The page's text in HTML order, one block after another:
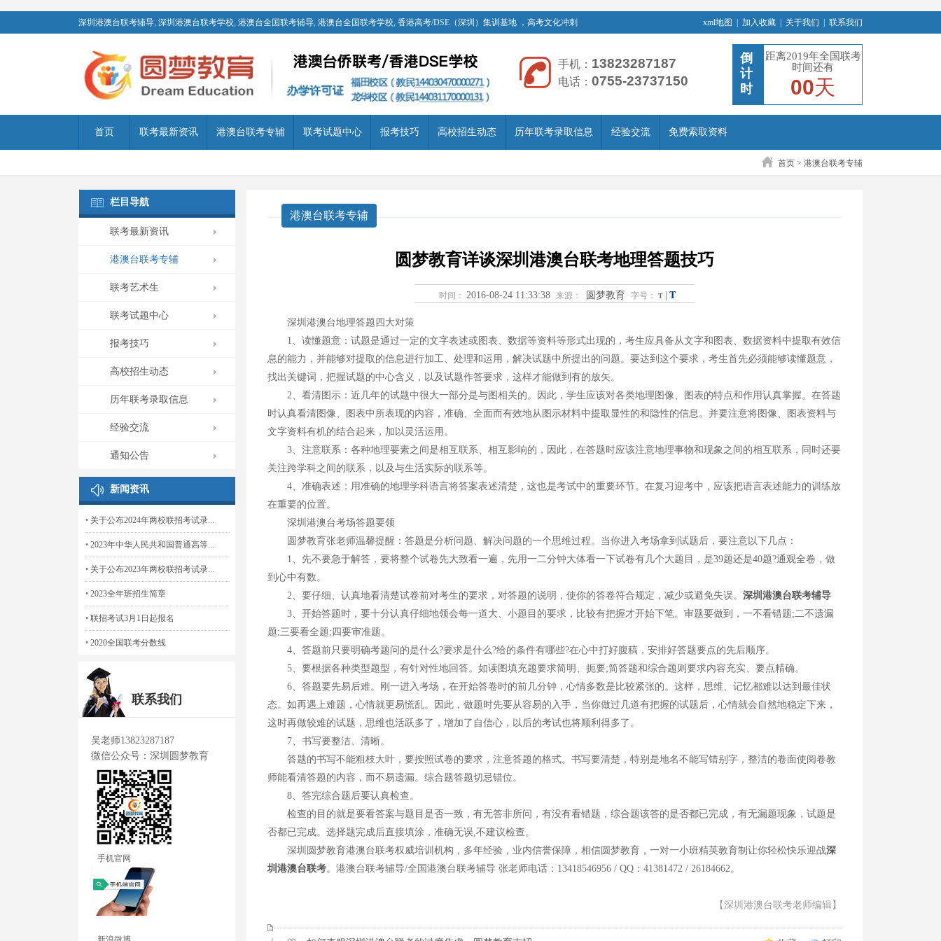
深圳港澳台联考辅导, 深圳港澳台联考学校, 港澳台全国联考辅导, 港澳台全国联考学校, 香港高考/DSE（深圳）集训基地 ，高考文化冲刺 xml地图 加入收藏 关于我们 联系我们
手机： 13823287187
电话： 0755-23737150
倒
计
时
距离2019年全国联考
时间还有
00天
首页 联考最新资讯 港澳台联考专辅 联考试题中心 报考技巧 高校招生动态 历年联考录取信息 经验交流 免费索取资料
首页 > 港澳台联考专辅
栏目导航
联考最新资讯
港澳台联考专辅
联考艺术生
联考试题中心
报考技巧
高校招生动态
历年联考录取信息
经验交流
通知公告
新闻资讯
• 关于公布2024年两校联招考试录...
• 2023年中华人民共和国普通高等...
• 关于公布2023年两校联招考试录...
• 2023全年班招生简章
• 联招考试3月1日起报名
• 2020全国联考分数线
联系我们
吴老师13823287187
微信公众号：深圳圆梦教育
手机官网
新浪微博
港澳台联考专辅
圆梦教育详谈深圳港澳台联考地理答题技巧
时间： 2016-08-24 11:33:38 来源： 圆梦教育 字号： T T
深圳港澳台地理答题四大对策
1、读懂题意：试题是通过一定的文字表述或图表、数据等资料等形式出现的，考生应具备从文字和图表、数据资料中提取有效信
息的能力，并能够对提取的信息进行加工、处理和运用，解决试题中所提出的问题。要达到这个要求，考生首先必须能够读懂题意，
找出关键词，把握试题的中心含义，以及试题作答要求，这样才能做到有的放矢。
2、看清图示：近几年的试题中很大一部分是与图相关的。因此，学生应该对各类地理图像、图表的特点和作用认真掌握。在答题
时认真看清图像、图表中所表现的内容，准确、全面而有效地从图示材料中提取显性的和隐性的信息。并要注意将图像、图表资料与
文字资料有机的结合起来，加以灵活运用。
3、注意联系：各种地理要素之间是相互联系、相互影响的，因此，在答题时应该注意地理事物和现象之间的相互联系，同时还要
关注跨学科之间的联系，以及与生活实际的联系等。
4、准确表述：用准确的地理学科语言将答案表述清楚，这也是考试中的重要环节。在复习迎考中，应该把语言表述能力的训练放
在重要的位置。
深圳港澳台考场答题要领
圆梦教育张老师温馨提醒：答题是分析问题、解决问题的一个思维过程。当你进入考场拿到试题后，要注意以下几点：
1、先不要急于解答，要将整个试卷先大致看一遍，先用一二分钟大体看一下试卷有几个大题目，是39题还是40题?通观全卷，做
到心中有数。
2、要仔细、认真地看清楚试卷前对考生的要求，对答题的说明，使你的答卷符合规定，减少或避免失误。 深圳港澳台联考辅导
3、开始答题时，要十分认真仔细地领会每一道大、小题目的要求，比较有把握才开始下笔。审题要做到，一不看错题;二不遗漏
题;三要看全题;四要审准题。
4、答题前只要明确考题问的是什么?要求是什么?给的条件有哪些?在心中打好腹稿，安排好答题要点的先后顺序。
5、要根据各种类型题型，有针对性地回答。如读图填充题要求简明、扼要;简答题和综合题则要求内容充实、要点精确。
6、答题要先易后难。刚一进入考场，在开始答卷时的前几分钟，心情多数是比较紧张的。这样，思维、记忆都难以达到最佳状
态。如再遇上难题，心情就更易慌乱。因此，做题时先要从容易的入手，当你做过几道有把握的试题后，心情就会自然地稳定下来，
这时再做较难的试题，思维也活跃多了，增加了自信心，以后的考试也将顺利得多了。
7、书写要整洁、清晰。
答题的书写不能粗枝大叶，要按照试卷的要求，注意答题的格式。书写要清楚，特别是地名不能写错别字，整洁的卷面使阅卷教
师能看清答题的内容，而不易遗漏。综合题答题切忌错位。
8、答完综合题后要认真检查。
检查的目的就是要看答案与题目是否一致，有无答非所问，有没有看错题，综合题该答的是否都已完成，有无漏题现象，试题是
否都已完成。选择题完成后直接填涂，准确无误,不建议检查。
深圳圆梦教育港澳台联考权威培训机构，多年经验，业内信誉保障，相信圆梦教育，一对一小班精英教育制让你轻松快乐迎战深
圳港澳台联考。港澳台联考辅导/全国港澳台联考辅导 张老师电话：13418546956 / QQ：41381472 / 26184662。
【深圳港澳台联考老师编辑】